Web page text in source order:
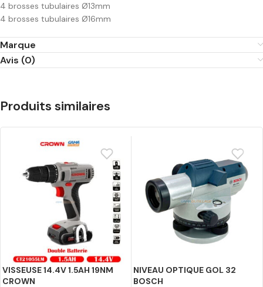
4 brosses tubulaires Ø13mm
4 brosses tubulaires Ø16mm
Marque
Avis (0)
Produits similaires
VISSEUSE 14.4V 1.5AH 19NM
CROWN
NIVEAU OPTIQUE GOL 32
BOSCH